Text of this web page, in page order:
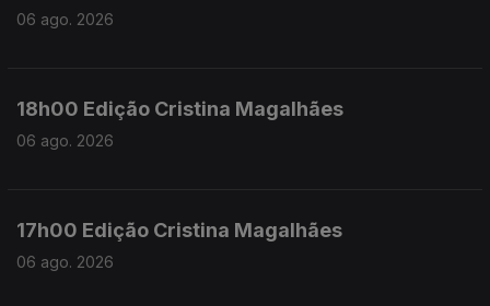
06 ago. 2026
18h00 Edição Cristina Magalhães
06 ago. 2026
17h00 Edição Cristina Magalhães
06 ago. 2026